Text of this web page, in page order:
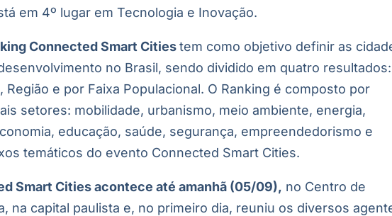
em 4º lugar em Tecnologia e Inovação.
Connected Smart Citiestem como objetivo definir as
no Brasil, sendo dividido em quatro resultados:
Região e por Faixa Populacional. O Ranking é composto por
setores: mobilidade, urbanismo, meio ambiente, energia,
educação, saúde, segurança, empreendedorismo e
temáticos do evento Connected Smart Cities.
Smart Cities acontece até amanhã (05/09), no Centro de
na capital paulista e, no primeiro dia, reuniu os diversos